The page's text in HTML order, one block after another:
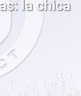
la chica